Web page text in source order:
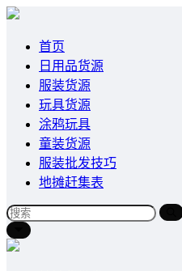
首页
日用品货源
服装货源
玩具货源
涂鸦玩具
童装货源
服装批发技巧
地摊赶集表